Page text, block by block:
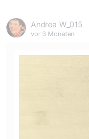
Andrea W_015
vor 3 Monaten